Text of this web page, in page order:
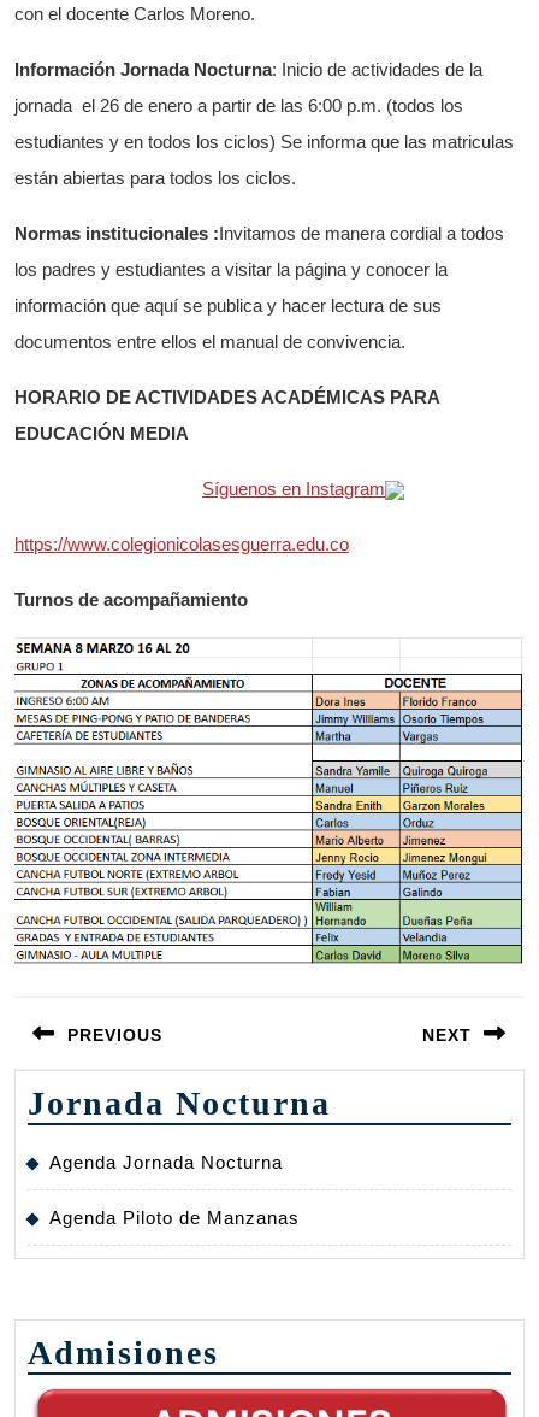
con el docente Carlos Moreno.
Información Jornada Nocturna: Inicio de actividades de la
jornada el 26 de enero a partir de las 6:00 p.m. (todos los
estudiantes y en todos los ciclos) Se informa que las matriculas
están abiertas para todos los ciclos.
Normas institucionales :Invitamos de manera cordial a todos
los padres y estudiantes a visitar la página y conocer la
información que aquí se publica y hacer lectura de sus
documentos entre ellos el manual de convivencia.
HORARIO DE ACTIVIDADES ACADÉMICAS PARA
EDUCACIÓN MEDIA
Síguenos en Instagram
https://www.colegionicolasesguerra.edu.co
Turnos de acompañamiento
de
entradas
PREVIOUS
anterior:
NEXT
entrada:
Jornada Nocturna
Agenda Jornada Nocturna
Agenda Piloto de Manzanas
Admisiones